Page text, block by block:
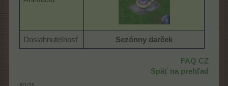
Dosiahnuteľnosť Sezónny darček
FAQ CZ
Späť na prehľad